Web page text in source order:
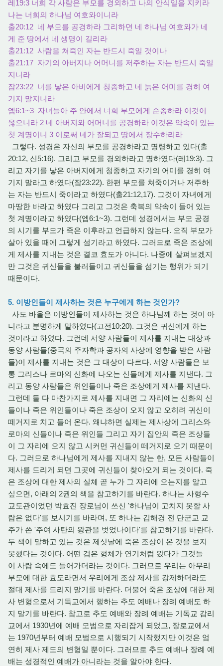
레19:3 너희 각 사람은 부모를 경외하고 나의 안식일을 지키라
나는 너희의 하나님 여호와이니라
출20:12 네 부모를 공경하라 그리하면 네 하나님 여호와가 네
게 준 땅에서 네 생명이 길리라
출21:12 사람을 쳐죽인 자는 반드시 죽일 것이나
출21:17 자기의 아버지나 어머니를 저주하는 자는 반드시 죽일
지니라
잠23:22 너를 낳은 아비에게 청종하고 네 늙은 어미를 경히 여
기지 말지니라
엡6:1~3 자녀들아 주 안에서 너희 부모에게 순종하라 이것이
옳으니라 2 네 아버지와 어머니를 공경하라 이것은 약속이 있는
첫 계명이니 3 이로써 네가 잘되고 땅에서 장수하리라
그렇다. 성경은 자신의 부모를 공경하라고 명령하고 있다(출
20:12, 신5:16). 그리고 부모를 경외하라고 명하였다(레19:3). 그
리고 자기를 낳은 아버지에게 청종하고 자기의 어미를 경히 여
기지 말라고 하였다(잠23:22). 한편 부모를 쳐죽이거나 저주하
는 자는 반드시 죽이라고 하였다(출21:12,17). 그것이 자녀에게
마땅한 바라고 하였다 그리고 그것은 축복의 약속이 들어 있는
첫 계명이라고 하였다(엡6:1~3). 그런데 성경에서는 부모 공경
의 시기를 부모가 죽은 이후라고 언급하지 않는다. 오직 부모가
살아 있을 때에 그렇게 섬기라고 하였다. 그러므로 죽은 조상에
게 제사를 지내는 것은 결코 효도가 아니다. 나중에 살펴보겠지
만 그것은 귀신들을 불러들이고 귀신들을 섬기는 행위가 되기
때문이다.
5. 이방인들이 제사하는 것은 누구에게 하는 것인가?
사도 바울은 이방인들이 제사하는 것은 하나님께 하는 것이 아
니라고 분명하게 말하였다(고전10:20). 그것은 귀신에게 하는
것이라고 하였다. 그런데 서양 사람들이 제사를 지내는 대상과
동양 사람들(중국의 주자학과 공자의 사상에 영향을 받은 사람
들)이 제사를 지내는 것은 그 대상이 다르다. 서양 사람들은 보
통 그리스나 로마의 신화에 나오는 신들에게 제사를 지낸다. 그
리고 동양 사람들은 위인들이나 죽은 조상에게 제사를 지낸다.
그런데 둘 다 마찬가지로 제사를 지내면 그 자리에는 신화의 신
들이나 죽은 위인들이나 죽은 조상이 오지 않고 오히려 귀신이
떼거지로 치고 들어 온다. 왜냐하면 실제는 제사상에 그리스와
로마의 신들이나 죽은 위인들 그리고 자기 집안의 죽은 조상들
이 그 자리에 오지 않고 시커먼 귀신들이 떼거지로 오기 때문이
다. 그러므로 하나님에게 제사를 지내지 않는 한, 모든 사람들이
제사를 드리게 되면 그곳에 귀신들이 찾아오게 되는 것이다. 죽
은 조상에 대한 제사의 실체 곧 누가 그 자리에 오는지를 알고
싶으면, 아래의 2권의 책을 참고하기를 바란다. 하나는 사형수
교도관이었던 박효진 장로님이 쓰신 '하나님이 고치지 못할 사
람은 없다'를 보시기를 바라며, 또 하나는 김해경 전 단군교 교
주가 쓴 '주여 사탄의 왕관을 벗었나이다'를 참고하기를 바란다.
두 책이 말하고 있는 것은 제삿날에 죽은 조상이 온 것을 보지
못했다는 것이다. 어떤 검은 형체가 연기처럼 왔다가 그것들
이 사람 속에도 들어가더라는 것이다. 그러므로 우리는 아무리
부모에 대한 효도라면서 우리에게 조상 제사를 강제하더라도
절대 제사를 드리지 말기를 바란다. 더불어 죽은 조상에 대한 제
사 변형으로서 기독교에서 행하는 추도 예배나 장례 예배도 하
지 말기를 바란다. 참고로 추도 예배와 장례 예배는 기독교 감리
교에서 1930년에 예배 모범으로 자리잡게 되었고, 장로교에서
는 1970년부터 예배 모범으로 시행되기 시작했지만 이것은 엄
연히 제사 제도의 변형일 뿐이다. 그러므로 추도 예배나 장례 예
배는 성경적인 예배가 아니라는 것을 알아야 한다.